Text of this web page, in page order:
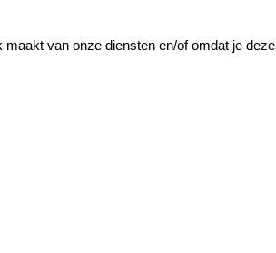
van onze diensten en/of omdat je